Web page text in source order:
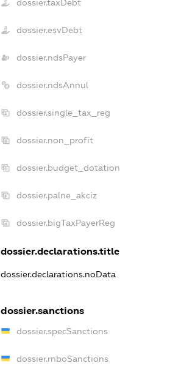
dossier.taxDebt
dossier.esvDebt
dossier.ndsPayer
dossier.ndsAnnul
dossier.single_tax_reg
dossier.non_profit
dossier.budget_dotation
dossier.palne_akciz
dossier.bigTaxPayerReg
dossier.declarations.title
dossier.declarations.noData
dossier.sanctions
dossier.specSanctions
dossier.rnboSanctions